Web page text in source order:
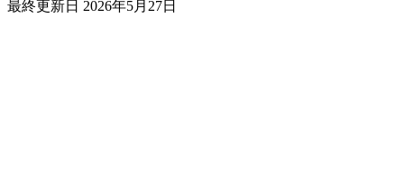
最終更新日 2026年5月27日